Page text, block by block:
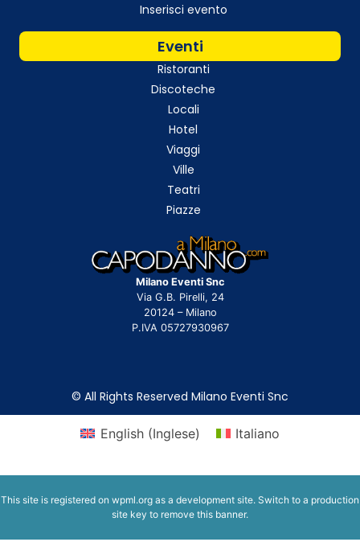
Milano Eventi Snc
Via G.B. Pirelli, 24
20124 – Milano
P.IVA 05727930967
Inserisci evento
Eventi
Ristoranti
Discoteche
Locali
Hotel
Viaggi
Ville
Teatri
Piazze
© All Rights Reserved Milano Eventi Snc
English(Inglese) Italiano
This site is registered on wpml.org as a development site. Switch to a production
site key to remove this banner.